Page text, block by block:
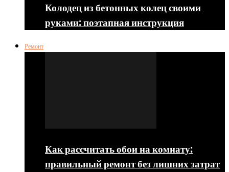
Колодец из бетонных колец своими
руками: поэтапная инструкция
Ремонт
Как рассчитать обои на комнату:
правильный ремонт без лишних затрат